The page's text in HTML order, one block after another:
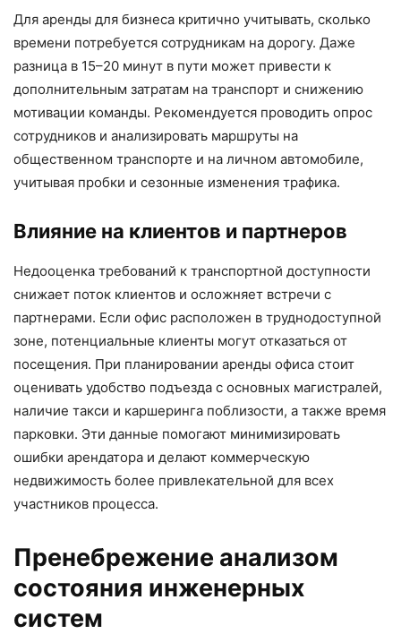
Для аренды для бизнеса критично учитывать, сколько
времени потребуется сотрудникам на дорогу. Даже
разница в 15–20 минут в пути может привести к
дополнительным затратам на транспорт и снижению
мотивации команды. Рекомендуется проводить опрос
сотрудников и анализировать маршруты на
общественном транспорте и на личном автомобиле,
учитывая пробки и сезонные изменения трафика.
Влияние на клиентов и партнеров
Недооценка требований к транспортной доступности
снижает поток клиентов и осложняет встречи с
партнерами. Если офис расположен в труднодоступной
зоне, потенциальные клиенты могут отказаться от
посещения. При планировании аренды офиса стоит
оценивать удобство подъезда с основных магистралей,
наличие такси и каршеринга поблизости, а также время
парковки. Эти данные помогают минимизировать
ошибки арендатора и делают коммерческую
недвижимость более привлекательной для всех
участников процесса.
Пренебрежение анализом
состояния инженерных
систем